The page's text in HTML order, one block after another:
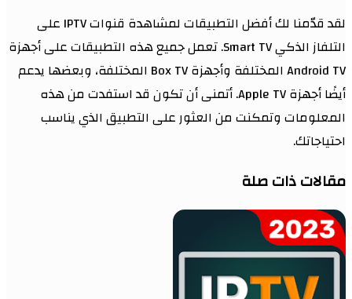
لقد قدّمنا لك أفضل التطبيقات لمشاهدة قنوات IPTV على
التلفاز الذكي Smart TV. تعمل جميع هذه التطبيقات على أجهزة
Android TV المختلفة وأجهزة Box TV المختلفة، وبعضها يدعم
أيضًا أجهزة Apple TV. أتمنى أن تكون قد استفدت من هذه
المعلومات وتمكنت من العثور على التطبيق الذي يناسب
احتياجاتك.
مقالات ذات صلة